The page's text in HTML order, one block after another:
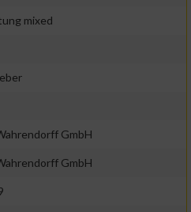
mixed
GmbH
GmbH